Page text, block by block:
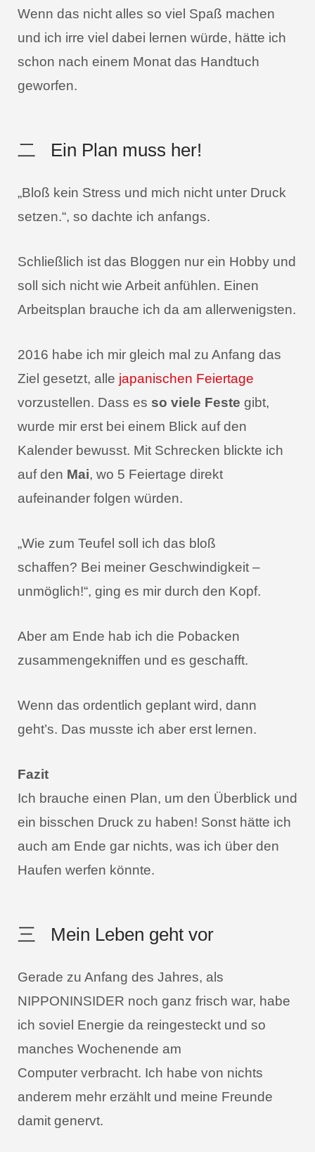
Wenn das nicht alles so viel Spaß machen
und ich irre viel dabei lernen würde, hätte ich
schon nach einem Monat das Handtuch
geworfen.
二 Ein Plan muss her!
„Bloß kein Stress und mich nicht unter Druck
setzen.“, so dachte ich anfangs.
Schließlich ist das Bloggen nur ein Hobby und
soll sich nicht wie Arbeit anfühlen. Einen
Arbeitsplan brauche ich da am allerwenigsten.
2016 habe ich mir gleich mal zu Anfang das
Ziel gesetzt, alle japanischen Feiertage
vorzustellen. Dass es so viele Feste gibt,
wurde mir erst bei einem Blick auf den
Kalender bewusst. Mit Schrecken blickte ich
auf den Mai, wo 5 Feiertage direkt
aufeinander folgen würden.
„Wie zum Teufel soll ich das bloß
schaffen? Bei meiner Geschwindigkeit –
unmöglich!“, ging es mir durch den Kopf.
Aber am Ende hab ich die Pobacken
zusammengekniffen und es geschafft.
Wenn das ordentlich geplant wird, dann
geht’s. Das musste ich aber erst lernen.
Fazit
Ich brauche einen Plan, um den Überblick und
ein bisschen Druck zu haben! Sonst hätte ich
auch am Ende gar nichts, was ich über den
Haufen werfen könnte.
三 Mein Leben geht vor
Gerade zu Anfang des Jahres, als
NIPPONINSIDER noch ganz frisch war, habe
ich soviel Energie da reingesteckt und so
manches Wochenende am
Computer verbracht. Ich habe von nichts
anderem mehr erzählt und meine Freunde
damit genervt.